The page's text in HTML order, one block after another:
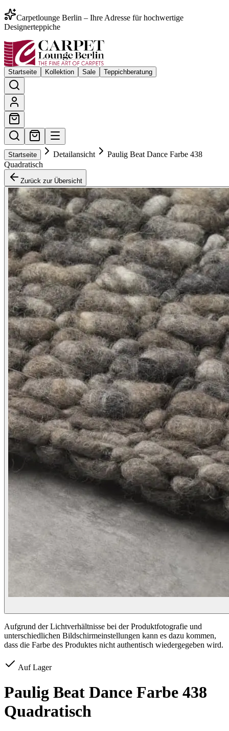
Carpetlounge Berlin – Ihre Adresse für hochwertige
Designerteppiche
Startseite Kollektion Sale Teppichberatung
Startseite Detailansicht
Paulig Beat Dance Farbe 438
Quadratisch
Zurück zur Übersicht
Aufgrund der Lichtverhältnisse bei der Produktfotografie und
unterschiedlichen Bildschirmeinstellungen kann es dazu kommen,
dass die Farbe des Produktes nicht authentisch wiedergegeben wird.
Auf Lager
Paulig Beat Dance Farbe 438
Quadratisch